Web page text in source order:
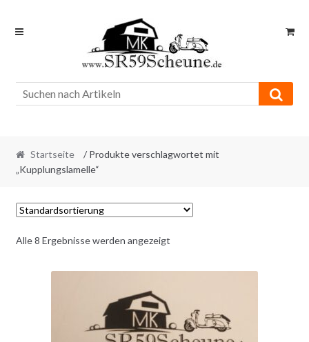
Skip
Skip
Startseite
/ Produkte verschlagwortet mit
„Kupplungslamelle“
Alle 8 Ergebnisse werden angezeigt